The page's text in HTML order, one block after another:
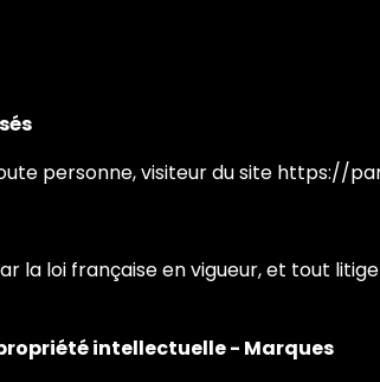
personne, visiteur du site https://
la loi française en vigueur, et tout
intellectuelle - Marques